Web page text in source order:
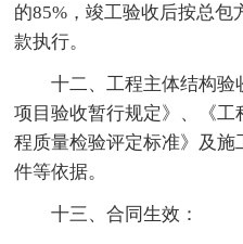
的85%，竣工验收后按总包
款执行。
十二、工程主体结构验
项目验收暂行规定》、《
程质量检验评定标准》及
件等依据。
十三、合同生效：